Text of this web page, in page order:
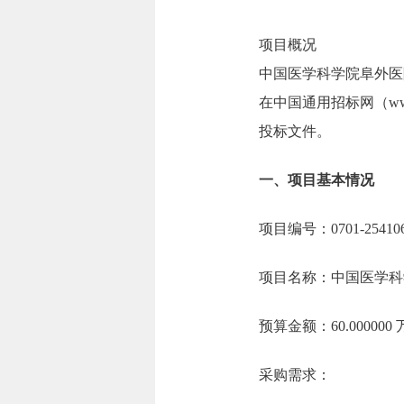
项目概况
中国医学科学院阜外
在中国通用招标网（
投标文件。
一、项目基本情况
项目编号：0701-
项目名称：中国医学
预算金额：60.000000
采购需求：